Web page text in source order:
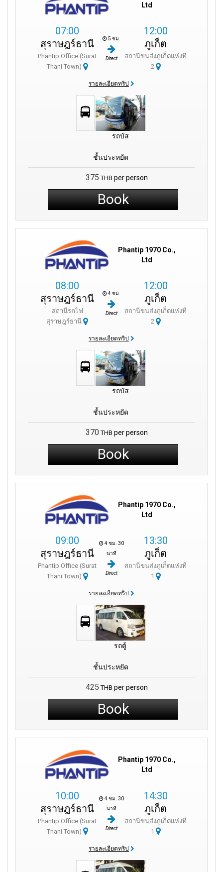
Ltd
07:00
สุราษฎร์ธานี
Phantip Office (Surat
Thani Town)
5 ชม.
Direct
12:00
ภูเก็ต
สถานีขนส่งภูเก็ตแห่งที่
2
รายละเอียดทริป
รถบัส
ชั้นประหยัด
375 THB per person
Book
Phantip 1970 Co.,
Ltd
08:00
สุราษฎร์ธานี
สถานีรถไฟ
สุราษฎร์ธานี
4 ชม.
Direct
12:00
ภูเก็ต
สถานีขนส่งภูเก็ตแห่งที่
2
รายละเอียดทริป
รถบัส
ชั้นประหยัด
370 THB per person
Book
Phantip 1970 Co.,
Ltd
09:00
สุราษฎร์ธานี
Phantip Office (Surat
Thani Town)
4 ชม. 30
นาที
Direct
13:30
ภูเก็ต
สถานีขนส่งภูเก็ตแห่งที่
1
รายละเอียดทริป
รถตู้
ชั้นประหยัด
425 THB per person
Book
Phantip 1970 Co.,
Ltd
10:00
สุราษฎร์ธานี
Phantip Office (Surat
Thani Town)
4 ชม. 30
นาที
Direct
14:30
ภูเก็ต
สถานีขนส่งภูเก็ตแห่งที่
1
รายละเอียดทริป